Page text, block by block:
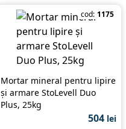
cod: 1175
Mortar mineral pentru lipire
şi armare StoLevell Duo
Plus, 25kg
504 lei